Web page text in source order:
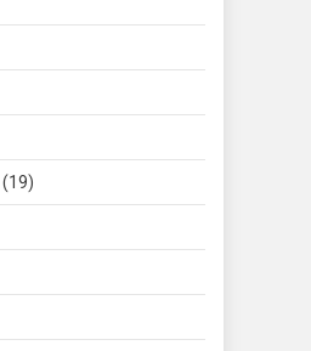
(19)